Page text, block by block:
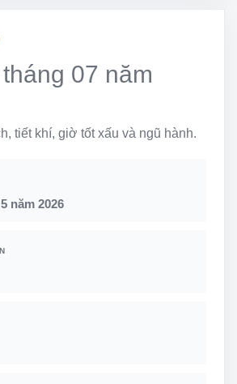
07 năm
tiết khí, giờ tốt xấu và ngũ hành.
năm 2026